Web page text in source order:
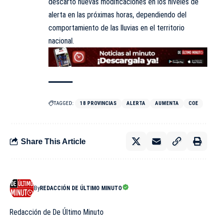
alerta en las próximas horas, dependiendo del
comportamiento de las lluvias en el territorio
nacional.
TAGGED: 18 PROVINCIAS ALERTA AUMENTA COE
Share This Article
ByREDACCIÓN DE ÚLTIMO MINUTO
Redacción de De Último Minuto